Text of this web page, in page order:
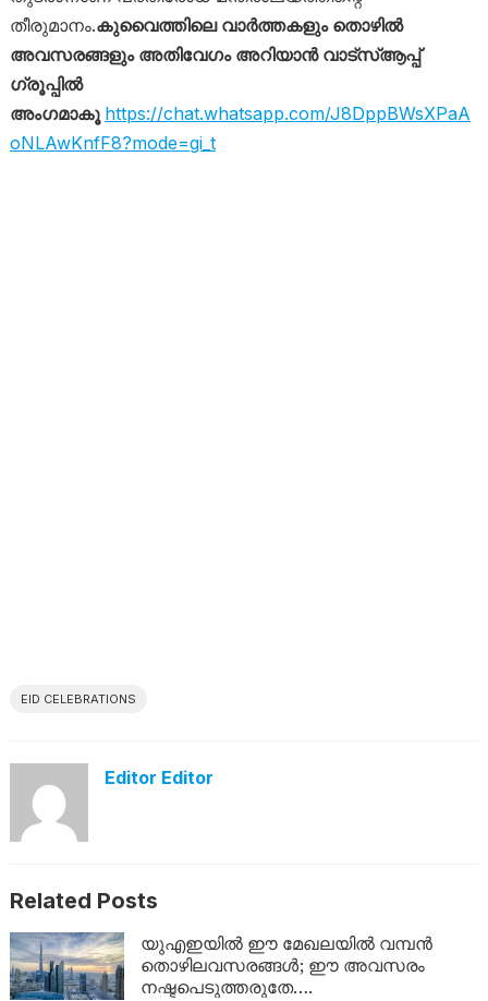
തീരുമാനം.കുവൈത്തിലെ വാർത്തകളും തൊഴിൽ
അവസരങ്ങളും അതിവേഗം അറിയാൻ വാട്സ്ആപ്പ്
ഗ്രൂപ്പിൽ
അംഗമാകൂ https://chat.whatsapp.com/J8DppBWsXPaA
oNLAwKnfF8?mode=gi_t
EID CELEBRATIONS
Editor Editor
Related Posts
യുഎഇയിൽ ഈ മേഖലയിൽ വമ്പൻ
തൊഴിലവസരങ്ങൾ; ഈ അവസരം
നഷ്ടപെടുത്തരുതേ….